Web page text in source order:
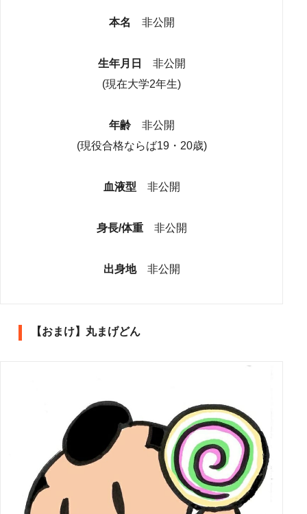
本名 非公開
生年月日 非公開
(現在大学2年生)
年齢 非公開
(現役合格ならば19・20歳)
血液型 非公開
身長/体重 非公開
出身地 非公開
【おまけ】丸まげどん